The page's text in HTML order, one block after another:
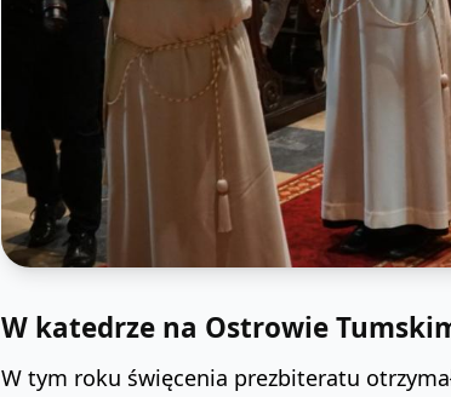
W katedrze na Ostrowie
W tym roku święcenia prezbiteratu